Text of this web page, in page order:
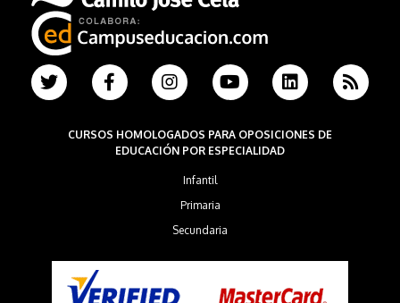
CURSOS HOMOLOGADOS PARA OPOSICIONES DE
EDUCACIÓN POR ESPECIALIDAD
Infantil
Primaria
Secundaria